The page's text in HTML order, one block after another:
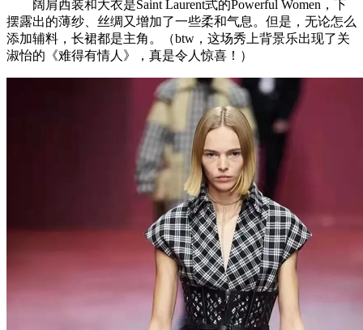
阔肩西装和大衣是Saint Laurent式的Powerful Women，下
摆露出的薄纱、丝绸又增加了一些柔和气息。但是，无论怎么
添加辅料，长裙都是主角。（btw，这场秀上背景乐出现了关
淑怡的《难得有情人》，真是令人惊喜！）